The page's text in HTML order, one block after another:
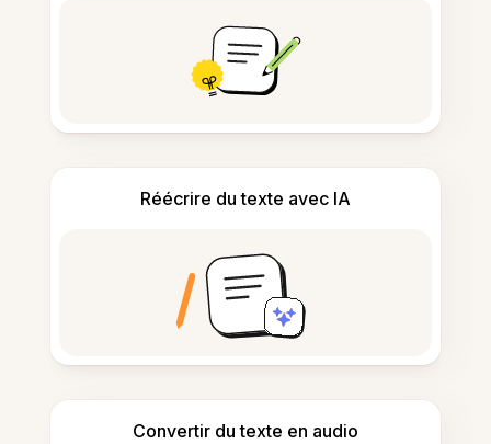
Réécrire du texte avec IA
Convertir du texte en audio